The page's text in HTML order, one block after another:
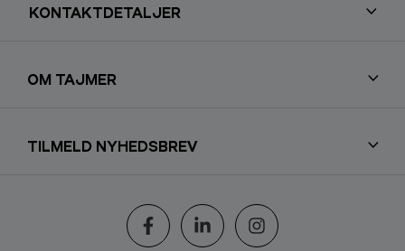
KONTAKTDETALJER
OM TAJMER
TILMELD NYHEDSBREV
Følg os